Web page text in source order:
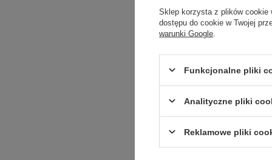
Sklep korzysta z plików cookie
dostępu do cookie w Twojej
warunki Google
Funkcjonalne pliki
Analityczne pliki
Reklamowe pliki